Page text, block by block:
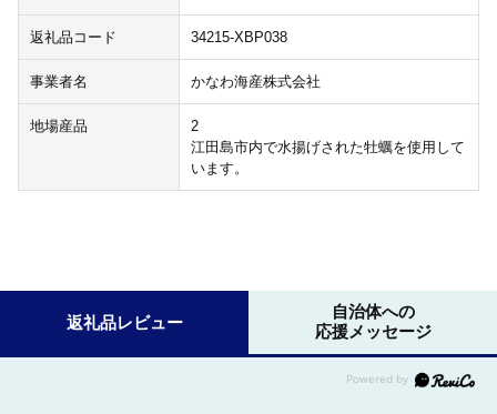
返礼品コード 34215-XBP038
事業者名 かなわ海産株式会社
地場産品
2
江田島市内で水揚げされた牡蠣を使用して
います。
返礼品レビュー
自治体への
応援メッセージ